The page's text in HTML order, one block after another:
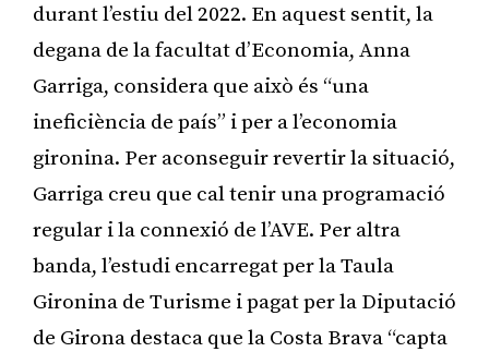
durant l’estiu del 2022. En aquest sentit, la
degana de la facultat d’Economia, Anna
Garriga, considera que això és “una
ineficiència de país” i per a l’economia
gironina. Per aconseguir revertir la situació,
Garriga creu que cal tenir una programació
regular i la connexió de l’AVE. Per altra
banda, l’estudi encarregat per la Taula
Gironina de Turisme i pagat per la Diputació
de Girona destaca que la Costa Brava “capta